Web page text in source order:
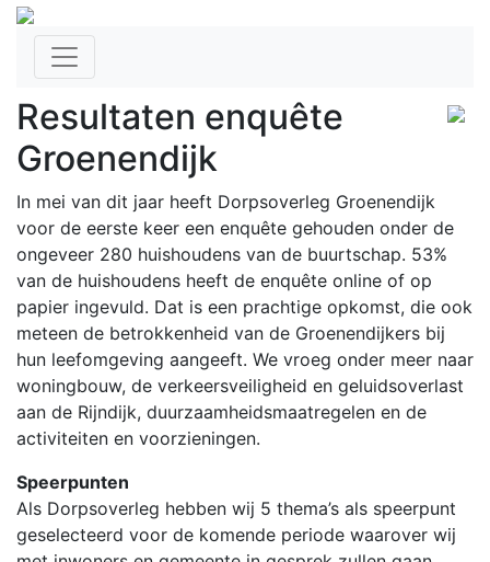
Resultaten enquête
Groenendijk
In mei van dit jaar heeft Dorpsoverleg Groenendijk
voor de eerste keer een enquête gehouden onder de
ongeveer 280 huishoudens van de buurtschap. 53%
van de huishoudens heeft de enquête online of op
papier ingevuld. Dat is een prachtige opkomst, die ook
meteen de betrokkenheid van de Groenendijkers bij
hun leefomgeving aangeeft. We vroeg onder meer naar
woningbouw, de verkeersveiligheid en geluidsoverlast
aan de Rijndijk, duurzaamheidsmaatregelen en de
activiteiten en voorzieningen.
Speerpunten
Als Dorpsoverleg hebben wij 5 thema’s als speerpunt
geselecteerd voor de komende periode waarover wij